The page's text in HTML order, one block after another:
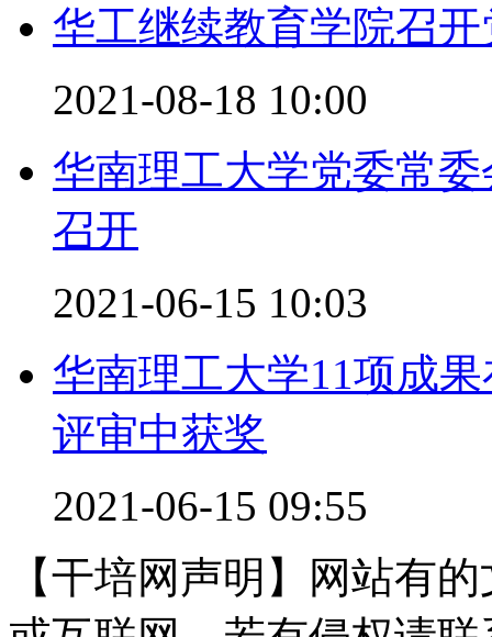
华工继续教育学院召
2021-08-18 10:00
华南理工大学党委常
召开
2021-06-15 10:03
华南理工大学11项成
评审中获奖
2021-06-15 09:55
【干培网声明】网站有